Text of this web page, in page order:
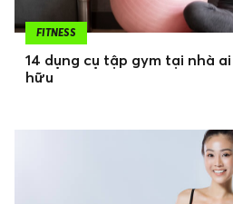
FITNESS
14 dụng cụ tập gym tại nhà
hữu